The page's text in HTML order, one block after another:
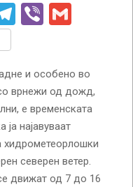
Telegram
Viber
и особено во
врнежи од дожд,
е временската
ја најавуваат
хидрометеорлошки
северен ветер.
движат од 7 до 16